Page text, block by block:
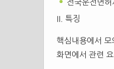
전국운전면허
II. 특징
핵심내용에서
화면에서 관련